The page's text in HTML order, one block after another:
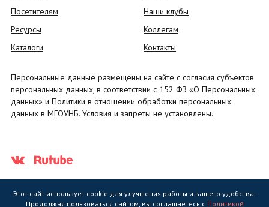
Посетителям
Ресурсы
Каталоги
Наши клубы
Коллегам
Контакты
Персональные данные размещены на сайте с согласия субъектов
персональных данных, в соответствии с 152 ФЗ «О Персональных
данных» и Политики в отношении обработки персональных
данных в МГОУНБ. Условия и запреты не установлены.
Этот сайт использует cookie для улучшения работы и вашего удобства.
Продолжая пользоваться сайтом, вы соглашаетесь с Политикой